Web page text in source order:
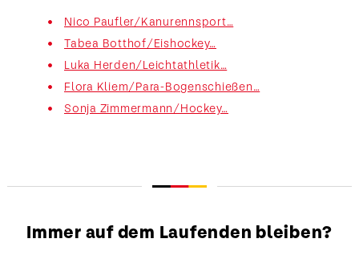
Nico Paufler/Kanurennsport…
Tabea Botthof/Eishockey…
Luka Herden/Leichtathletik…
Flora Kliem/Para-Bogenschießen…
Sonja Zimmermann/Hockey…
Immer auf dem Laufenden bleiben?